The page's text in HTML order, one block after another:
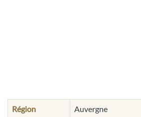
Région Auvergne